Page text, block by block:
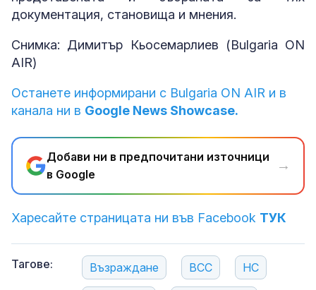
документация, становища и мнения.
Снимка: Димитър Кьосемарлиев (Bulgaria ON
AIR)
Останете информирани с Bulgaria ON AIR и в
канала ни в Google News Showcase.
Добави ни в предпочитани източници
в Google
→
Харесайте страницата ни във Facebook ТУК
Тагове: Възраждане ВСС НС